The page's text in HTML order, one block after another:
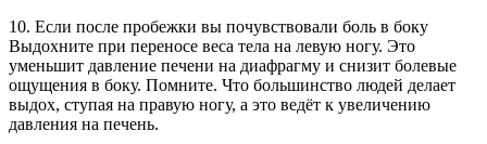
10. Если после пробежки вы почувствовали боль в боку
Выдохните при переносе веса тела на левую ногу. Это
уменьшит давление печени на диафрагму и снизит болевые
ощущения в боку. Помните. Что большинство людей делает
выдох, ступая на правую ногу, а это ведёт к увеличению
давления на печень.